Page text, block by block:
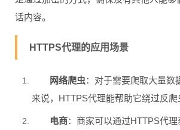
话内容。
HTTPS代理的应用场景
网络爬虫：对于需要爬取大量数
来说，HTTPS代理能帮助它绕过反爬
电商：商家可以通过HTTPS代